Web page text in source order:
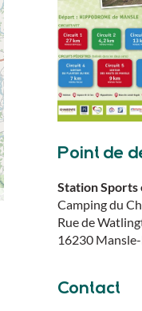
Point de
Station Sports
Camping du
Rue de
16230
Contact